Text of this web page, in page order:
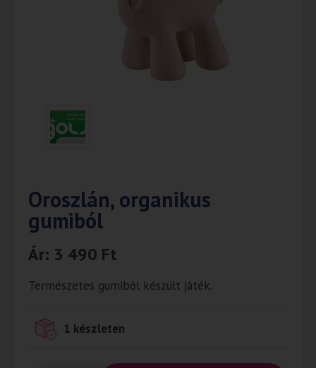
Oroszlán, organikus
gumiból
Ár: 3 490 Ft
Természetes gumiból készült játék.
1 készleten